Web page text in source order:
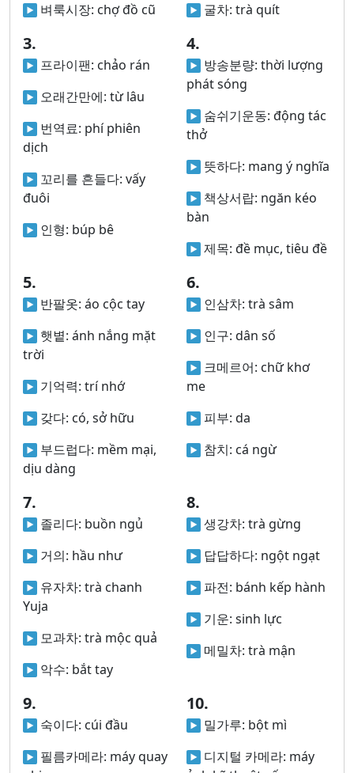
벼룩시장: chợ đồ cũ
굴차: trà quít
3.
프라이팬: chảo rán
오래간만에: từ lâu
번역료: phí phiên
dịch
꼬리를 흔들다: vấy
đuôi
인형: búp bê
4.
방송분량: thời lượng
phát sóng
숨쉬기운동: động tác
thở
뜻하다: mang ý nghĩa
책상서랍: ngăn kéo
bàn
제목: đề mục, tiêu đề
5.
반팔옷: áo cộc tay
햇볕: ánh nắng mặt
trời
기억력: trí nhớ
갖다: có, sở hữu
부드럽다: mềm mại,
dịu dàng
6.
인삼차: trà sâm
인구: dân số
크메르어: chữ khơ
me
피부: da
참치: cá ngừ
7.
졸리다: buồn ngủ
거의: hầu như
유자차: trà chanh
Yuja
모과차: trà mộc quả
악수: bắt tay
8.
생강차: trà gừng
답답하다: ngột ngạt
파전: bánh kếp hành
기운: sinh lực
메밀차: trà mận
9.
숙이다: cúi đầu
필름카메라: máy quay
10.
밀가루: bột mì
디지털 카메라: máy